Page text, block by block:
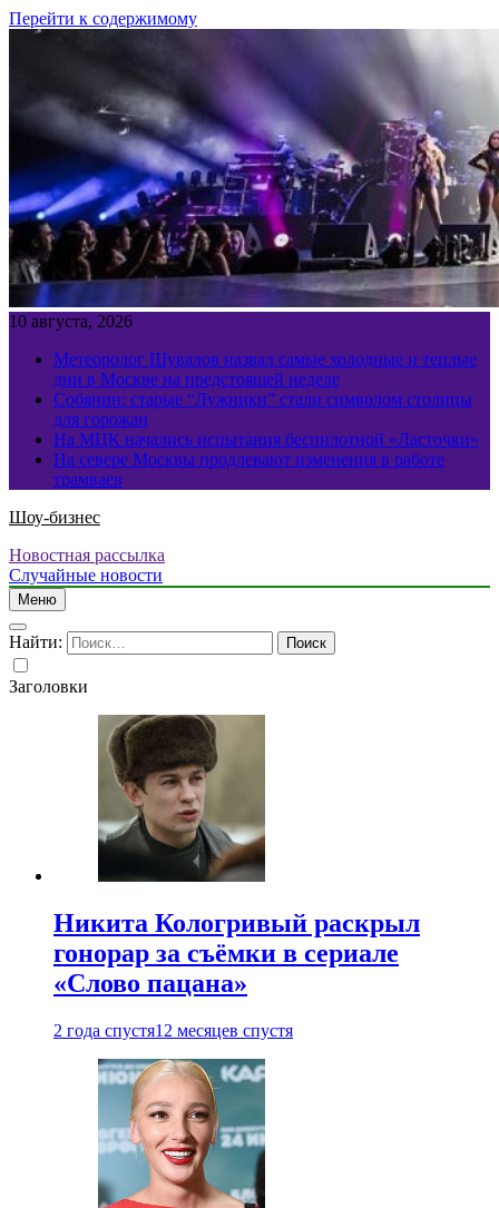
Перейти к содержимому
10 августа, 2026
Метеоролог Шувалов назвал самые холодные и теплые
дни в Москве на предстоящей неделе
Собянин: старые “Лужники” стали символом столицы
для горожан
На МЦК начались испытания беспилотной «Ласточки»
На севере Москвы продлевают изменения в работе
трамваев
Шоу-бизнес
Новостная рассылка
Случайные новости
Меню
Найти:
Заголовки
Никита Кологривый раскрыл
гонорар за съёмки в сериале
«Слово пацана»
2 года спустя12 месяцев спустя